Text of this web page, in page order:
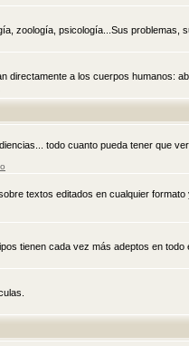
zoología, psicología...Sus problemas,
directamente a los cuerpos humanos:
todo cuanto pueda tener que
textos editados en cualquier
tienen cada vez más adeptos en todo